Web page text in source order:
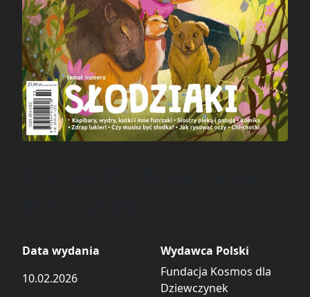
Data wydania
10.02.2026
Wydawca Polski
Fundacja Kosmos dla
Dziewczynek